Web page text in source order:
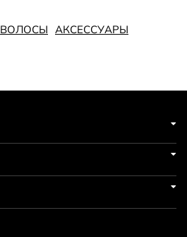
повседневного ухода и
окрашивания.
ВОЛОСЫ АКСЕССУАРЫ